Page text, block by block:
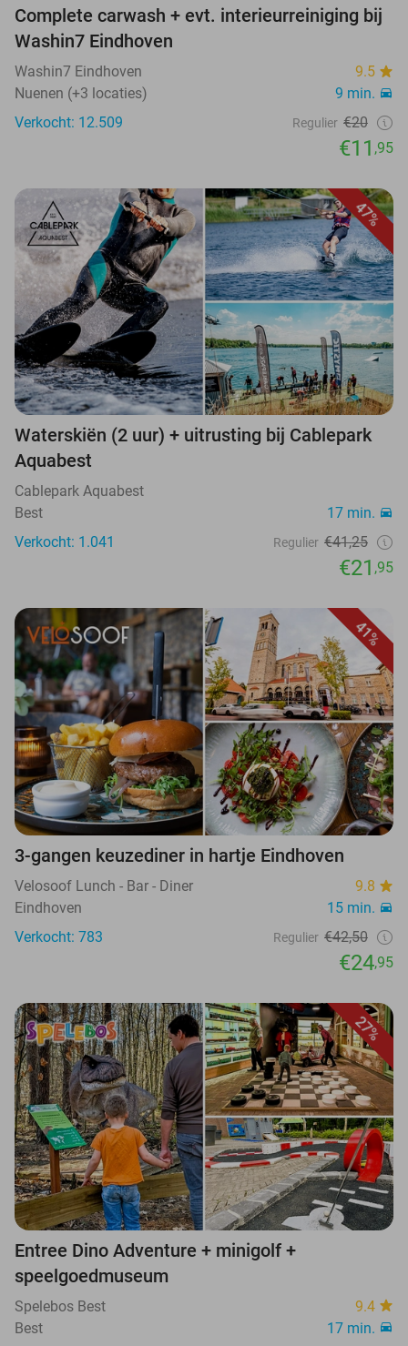
Complete carwash + evt. interieurreiniging bij
Washin7 Eindhoven
Washin7 Eindhoven
9.5
Nuenen (+3 locaties)
9 min.
Verkocht: 12.509
Regulier €20
€11 ,95
47%
Waterskiën (2 uur) + uitrusting bij Cablepark
Aquabest
Cablepark Aquabest
Best
17 min.
Verkocht: 1.041
Regulier €41,25
€21 ,95
41%
3-gangen keuzediner in hartje Eindhoven
Velosoof Lunch - Bar - Diner
9.8
Eindhoven
15 min.
Verkocht: 783
Regulier €42,50
€24,95
27%
Entree Dino Adventure + minigolf +
speelgoedmuseum
Spelebos Best
9.4
Best
17 min.